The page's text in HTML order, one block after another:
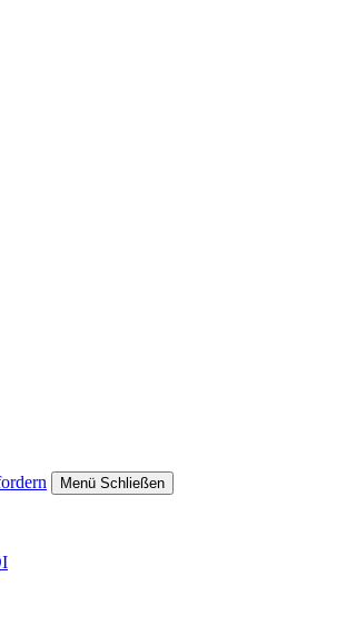
Menü Schließen